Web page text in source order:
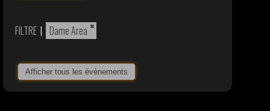
FILTRE | ×
Dame Area
Afficher tous les évènements